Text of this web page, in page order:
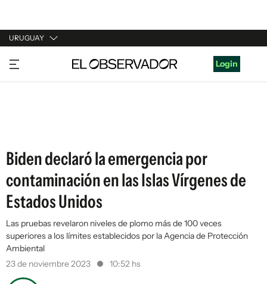
URUGUAY
URUGUAY
ARGENTINA
Login
Biden declaró la emergencia por
contaminación en las Islas Vírgenes de
Estados Unidos
Las pruebas revelaron niveles de plomo más de 100 veces
superiores a los límites establecidos por la Agencia de Protección
Ambiental
23 de noviembre 2023
10:52 hs